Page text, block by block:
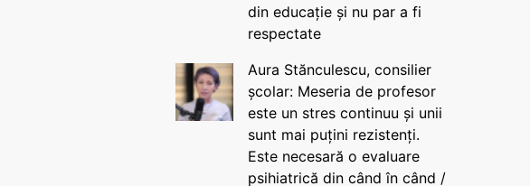
din educație și nu par a fi
respectate
Aura Stănculescu, consilier
școlar: Meseria de profesor
este un stres continuu și unii
sunt mai puțini rezistenți.
Este necesară o evaluare
psihiatrică din când în când /